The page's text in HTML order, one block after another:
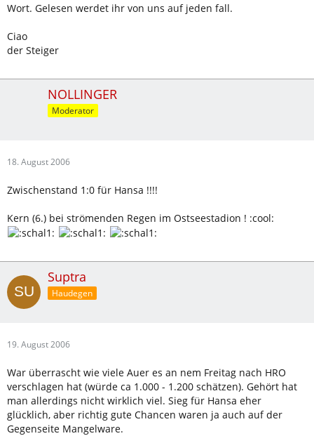
Wort. Gelesen werdet ihr von uns auf jeden fall.
Ciao
der Steiger
NOLLINGER
Moderator
18. August 2006
Zwischenstand 1:0 für Hansa !!!!
Kern (6.) bei strömenden Regen im Ostseestadion ! :cool:
Suptra
Haudegen
19. August 2006
War überrascht wie viele Auer es an nem Freitag nach HRO
verschlagen hat (würde ca 1.000 - 1.200 schätzen). Gehört hat
man allerdings nicht wirklich viel. Sieg für Hansa eher
glücklich, aber richtig gute Chancen waren ja auch auf der
Gegenseite Mangelware.